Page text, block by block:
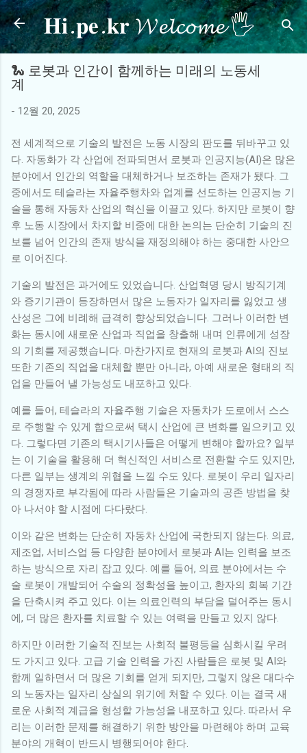
기본 콘텐츠로 건너뛰기
𝐇𝐢.𝐩𝐞.𝐤𝐫 𝓦𝓮𝓵𝓬𝓸𝓶𝓮 🖐
🐍 로봇과 인간이 함께하는 미래의 노동세
계
- 12월 20, 2025
전 세계적으로 기술의 발전은 노동 시장의 판도를 뒤바꾸고 있
다. 자동화가 각 산업에 전파되면서 로봇과 인공지능(AI)은 많은
분야에서 인간의 역할을 대체하거나 보조하는 존재가 됐다. 그
중에서도 테슬라는 자율주행차와 업계를 선도하는 인공지능 기
술을 통해 자동차 산업의 혁신을 이끌고 있다. 하지만 로봇이 향
후 노동 시장에서 차지할 비중에 대한 논의는 단순히 기술의 진
보를 넘어 인간의 존재 방식을 재정의해야 하는 중대한 사안으
로 이어진다.
기술의 발전은 과거에도 있었습니다. 산업혁명 당시 방직기계
와 증기기관이 등장하면서 많은 노동자가 일자리를 잃었고 생
산성은 그에 비례해 급격히 향상되었습니다. 그러나 이러한 변
화는 동시에 새로운 산업과 직업을 창출해 내며 인류에게 성장
의 기회를 제공했습니다. 마찬가지로 현재의 로봇과 AI의 진보
또한 기존의 직업을 대체할 뿐만 아니라, 아예 새로운 형태의 직
업을 만들어 낼 가능성도 내포하고 있다.
예를 들어, 테슬라의 자율주행 기술은 자동차가 도로에서 스스
로 주행할 수 있게 함으로써 택시 산업에 큰 변화를 일으키고 있
다. 그렇다면 기존의 택시기사들은 어떻게 변해야 할까요? 일부
는 이 기술을 활용해 더 혁신적인 서비스로 전환할 수도 있지만,
다른 일부는 생계의 위협을 느낄 수도 있다. 로봇이 우리 일자리
의 경쟁자로 부각됨에 따라 사람들은 기술과의 공존 방법을 찾
아 나서야 할 시점에 다다랐다.
이와 같은 변화는 단순히 자동차 산업에 국한되지 않는다. 의료,
제조업, 서비스업 등 다양한 분야에서 로봇과 AI는 인력을 보조
하는 방식으로 자리 잡고 있다. 예를 들어, 의료 분야에서는 수
술 로봇이 개발되어 수술의 정확성을 높이고, 환자의 회복 기간
을 단축시켜 주고 있다. 이는 의료인력의 부담을 덜어주는 동시
에, 더 많은 환자를 치료할 수 있는 여력을 만들고 있지 않다.
하지만 이러한 기술적 진보는 사회적 불평등을 심화시킬 우려
도 가지고 있다. 고급 기술 인력을 가진 사람들은 로봇 및 AI와
함께 일하면서 더 많은 기회를 얻게 되지만, 그렇지 않은 대다수
의 노동자는 일자리 상실의 위기에 처할 수 있다. 이는 결국 새
로운 사회적 계급을 형성할 가능성을 내포하고 있다. 따라서 우
리는 이러한 문제를 해결하기 위한 방안을 마련해야 하며 교육
분야의 개혁이 반드시 병행되어야 한다.